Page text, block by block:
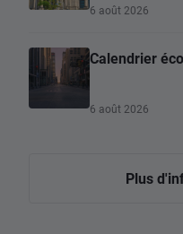
6 août 2026
Calendrier
6 août 2026
Plus